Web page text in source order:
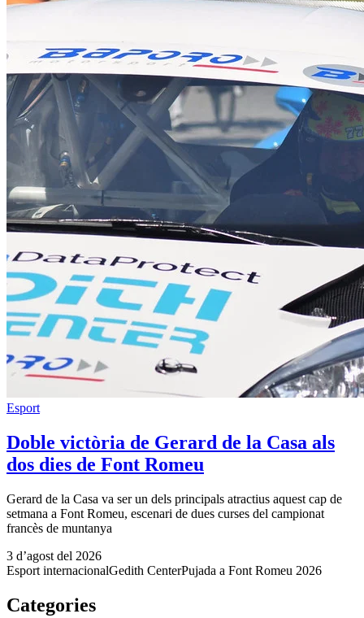
Esport
Doble victòria de Gerard de la Casa als
dos dies de Font Romeu
Gerard de la Casa va ser un dels principals atractius aquest cap de
setmana a Font Romeu, escenari de dues curses del campionat
francès de muntanya
3 d’agost del 2026
Esport internacionalGedith CenterPujada a Font Romeu 2026
Categories